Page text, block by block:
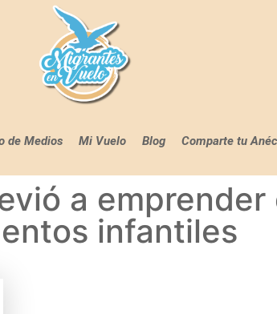
de Medios Mi Vuelo Blog Comparte tu
a
infantiles